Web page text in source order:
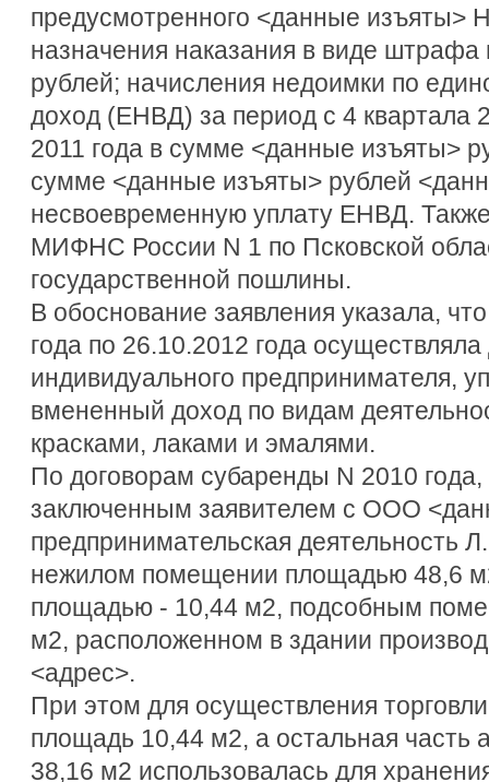
предусмотренного <данные изъяты>
назначения наказания в виде
рублей; начисления недоимки по
доход (ЕНВД) за период с 4 квартала
2011 года в сумме <данные изъяты>
сумме <данные изъяты> рублей
несвоевременную уплату ЕНВД.
МИФНС России N 1 по Псковской
государственной пошлины.
В обоснование заявления указала,
года по 26.10.2012 года осуществляла
индивидуального предпринимателя,
вмененный доход по видам
красками, лаками и эмалями.
По договорам субаренды N 2010 года,
заключенным заявителем с ООО
предпринимательская деятельность
нежилом помещении площадью 48,6
площадью - 10,44 м2, подсобным
м2, расположенном в здании
<адрес>.
При этом для осуществления
площадь 10,44 м2, а остальная часть
38,16 м2 использовалась для